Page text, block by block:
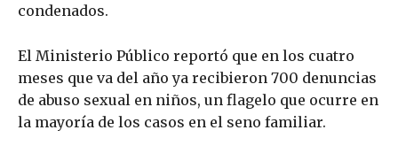
condenados.
El Ministerio Público reportó que en los cuatro
meses que va del año ya recibieron 700 denuncias
de abuso sexual en niños, un flagelo que ocurre en
la mayoría de los casos en el seno familiar.